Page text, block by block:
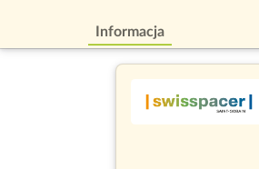
Informacja